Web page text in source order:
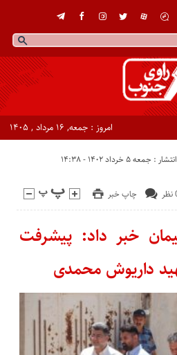
امروز : جمعه, ۱۶ مرداد , ۱۴۰۵
: جمعه ۵ خرداد ۱۴۰۲ - ۱۴:۳۸
چاپ خبر
خبر داد: پیشرفت